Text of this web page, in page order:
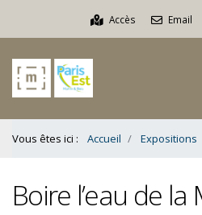
Accès Email
Vous êtes ici : Accueil Expositions
Boire l’eau de